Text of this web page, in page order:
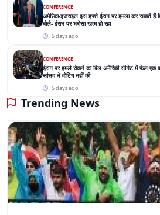
CONFERENCE
अमेरिका-इजराइल इस हफ्ते ईरान पर हमला कर सकते
बोले- ईरान पर भरोसा खत्म हो रहा
5 days ago
CONFERENCE
ईरान पर हमले रोकने का बिल अमेरिकी सीनेट में फेल:एक
सांसद ने वोटिंग नहीं की
5 days ago
Trending News